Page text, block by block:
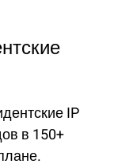
IP
в 150+